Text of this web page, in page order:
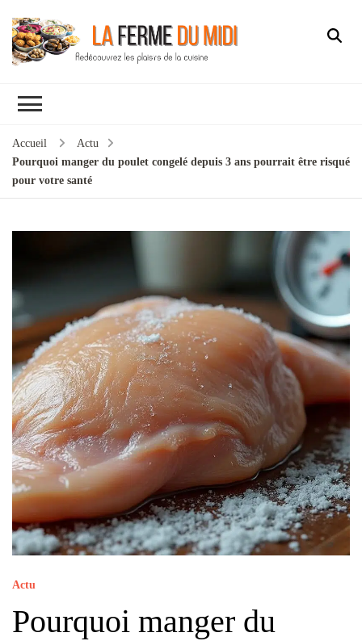
Accueil
Actu
Pourquoi manger du poulet congelé depuis 3 ans pourrait être risqué
pour votre santé
Actu
Pourquoi manger du